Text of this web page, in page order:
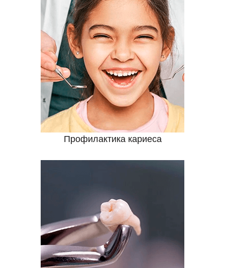
Профилактика кариеса